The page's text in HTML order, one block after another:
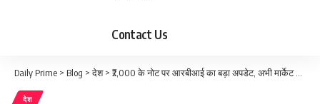
Contact Us
Daily Prime > Blog >देश> ₹2,000 के नोट पर आरबीआई का बड़ा अपडेट, अभी मार्केट में हैं ₹8,202 करोड़ मूल्य के नोट…
देश